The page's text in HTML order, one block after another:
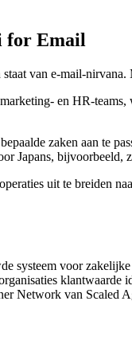
for Email
van e-mail-
en HR-
zaken aan
Japans, bijvoorbeeld,
uit te breiden
systeem voor
Network van Scaled